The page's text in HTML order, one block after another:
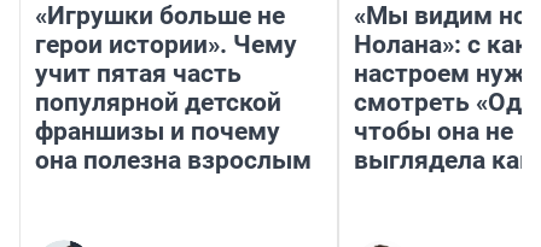
«Игрушки больше не
герои истории». Чему
учит пятая часть
популярной детской
франшизы и почему
она полезна взрослым
«Мы видим
Нолана»: с
настроем
смотреть
чтобы она не
выглядела как